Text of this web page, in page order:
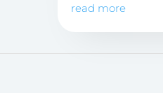
read more